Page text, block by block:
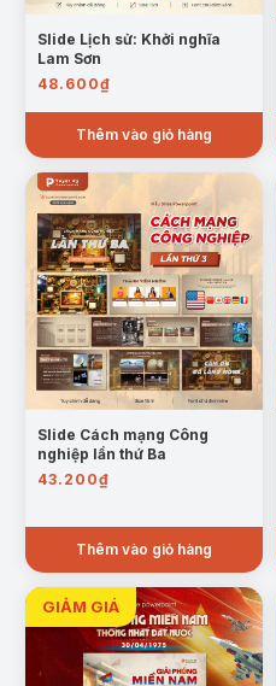
Slide Lịch sử: Khởi nghĩa
Lam Sơn
48.600₫
Thêm vào giỏ hàng
Slide Cách mạng Công
nghiệp lần thứ Ba
43.200₫
Thêm vào giỏ hàng